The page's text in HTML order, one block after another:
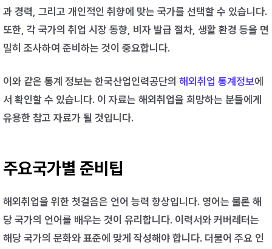
과 경력, 그리고 개인적인 취향에 맞는 국가를 선택할 수 있습니다.
또한, 각 국가의 취업 시장 동향, 비자 발급 절차, 생활 환경 등을 면
밀히 조사하여 준비하는 것이 중요합니다.
이와 같은 통계 정보는 한국산업인력공단의 해외취업 통계정보에
서 확인할 수 있습니다. 이 자료는 해외취업을 희망하는 분들에게
유용한 참고 자료가 될 것입니다.
주요국가별 준비팁
해외취업을 위한 첫걸음은 언어 능력 향상입니다. 영어는 물론 해
당 국가의 언어를 배우는 것이 유리합니다. 이력서와 커버레터는
해당 국가의 문화와 표준에 맞게 작성해야 합니다. 더불어 주요 인